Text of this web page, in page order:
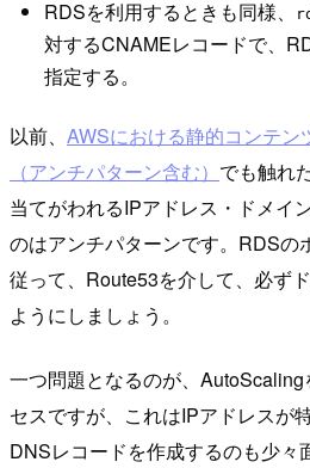
RDSを利用するときも同様、
対するCNAMEレコードで、
指定する。
以前、 AWSにおける静的コンテ
（アンチパターン含む） でも触れ
当てがわれるIPアドレス・ドメイ
のはアンチパターンです。RDSの
従って、Route53を介して、必ず
ようにしましょう。
一つ問題となるのが、
セスですが、これはIPアドレスが
DNSレコードを作成するのも少々